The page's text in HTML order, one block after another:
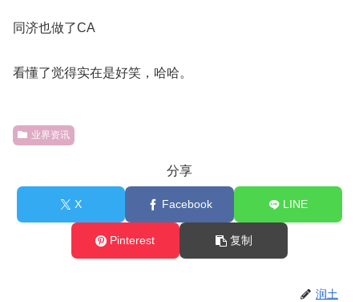
同济也做了CA
看懂了觉得实在是好笑，哈哈。
业界资讯
分享
X Facebook LINE
Pinterest 复制
润土